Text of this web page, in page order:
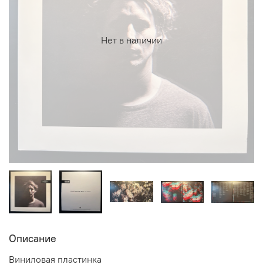
Нет в наличии
Описание
Виниловая пластинка